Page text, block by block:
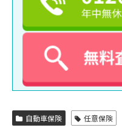
自動車保険 任意保険